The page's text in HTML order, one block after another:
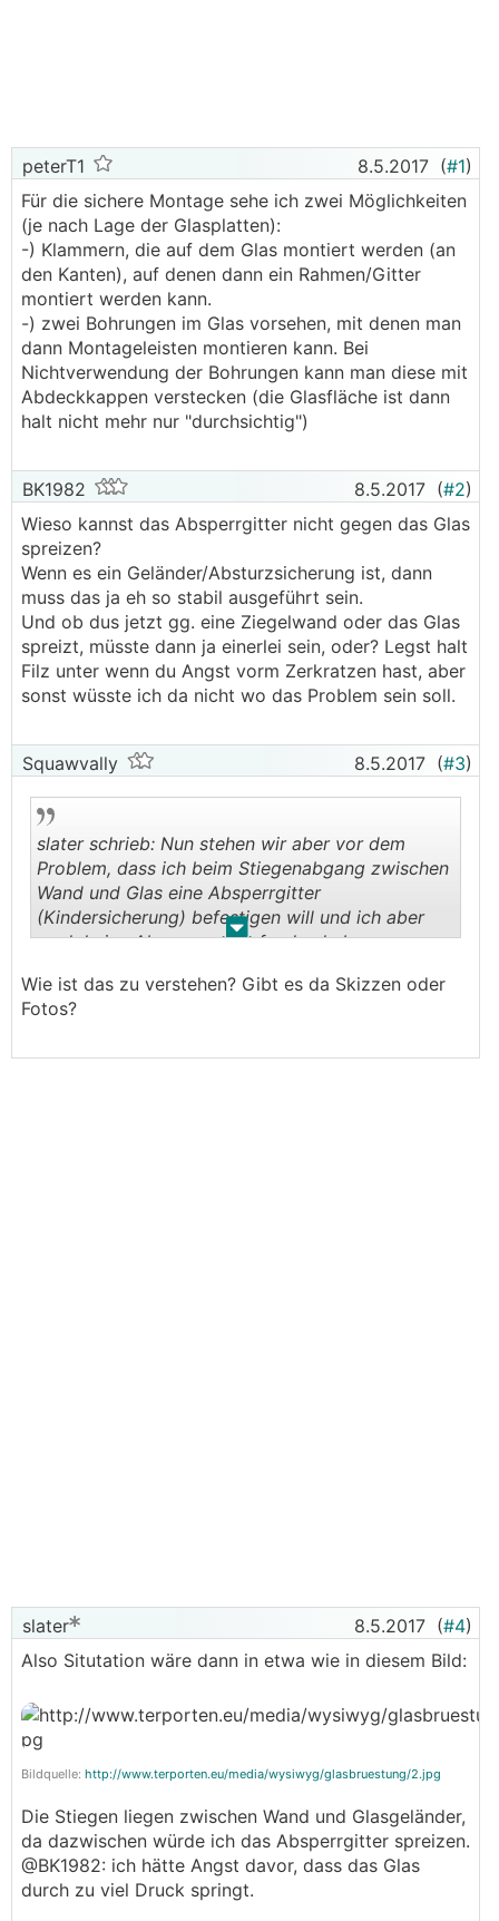
peterT1 8.5.2017 (#1)
Für die sichere Montage sehe ich zwei Möglichkeiten
(je nach Lage der Glasplatten):
-) Klammern, die auf dem Glas montiert werden (an
den Kanten), auf denen dann ein Rahmen/Gitter
montiert werden kann.
-) zwei Bohrungen im Glas vorsehen, mit denen man
dann Montageleisten montieren kann. Bei
Nichtverwendung der Bohrungen kann man diese mit
Abdeckkappen verstecken (die Glasfläche ist dann
halt nicht mehr nur "durchsichtig")
BK1982 8.5.2017 (#2)
Wieso kannst das Absperrgitter nicht gegen das Glas
spreizen?
Wenn es ein Geländer/Absturzsicherung ist, dann
muss das ja eh so stabil ausgeführt sein.
Und ob dus jetzt gg. eine Ziegelwand oder das Glas
spreizt, müsste dann ja einerlei sein, oder? Legst halt
Filz unter wenn du Angst vorm Zerkratzen hast, aber
sonst wüsste ich da nicht wo das Problem sein soll.
Squawvally 8.5.2017 (#3)
. .
slater schrieb: Nun stehen wir aber vor dem
Problem, dass ich beim Stiegenabgang zwischen
Wand und Glas eine Absperrgitter
(Kindersicherung) befestigen will und ich aber
noch keine Absperrung gefunden habe, gegen
spreizen oder? Gibt es dafür spezielle Gitter?
Wie ist das zu verstehen? Gibt es da Skizzen oder
Fotos?
slater 8.5.2017 (#4)
Also Situtation wäre dann in etwa wie in diesem Bild:
Bildquelle: http://www.terporten.eu/media/wysiwyg/glasbruestung/2.jpg
Die Stiegen liegen zwischen Wand und Glasgeländer,
da dazwischen würde ich das Absperrgitter spreizen.
@BK1982: ich hätte Angst davor, dass das Glas
durch zu viel Druck springt.